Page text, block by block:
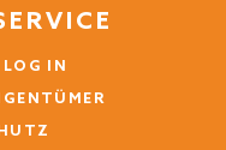
LOG IN